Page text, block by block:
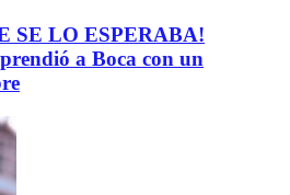
SE LO ESPERABA!
a Boca con un